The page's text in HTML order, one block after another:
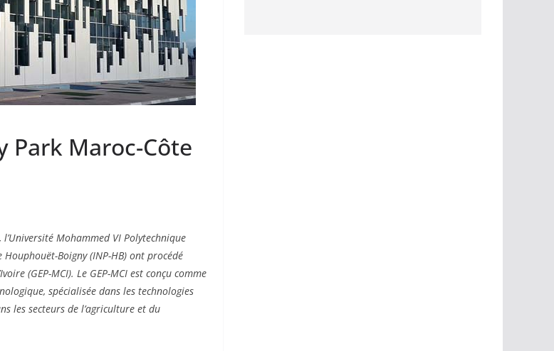
Park Maroc-Côte
Mohammed VI Polytechnique
Boigny (INP-HB) ont procédé
(GEP-MCI). Le GEP-MCI est conçu comme
spécialisée dans les technologies
les secteurs de l’agriculture et du